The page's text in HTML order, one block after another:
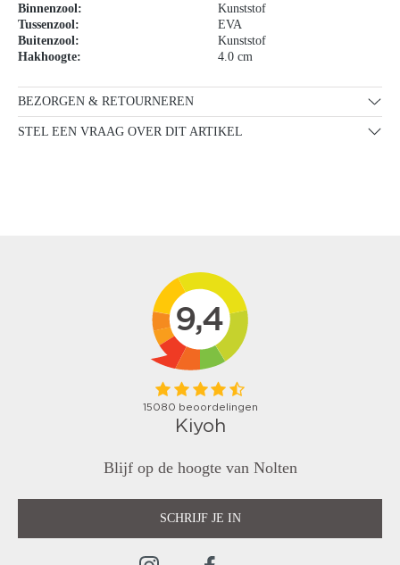
Binnenzool:
Kunststof
Tussenzool:
EVA
Buitenzool:
Kunststof
Hakhoogte:
4.0 cm
BEZORGEN & RETOURNEREN
STEL EEN VRAAG OVER DIT ARTIKEL
Blijf op de hoogte van Nolten
SCHRIJF JE IN